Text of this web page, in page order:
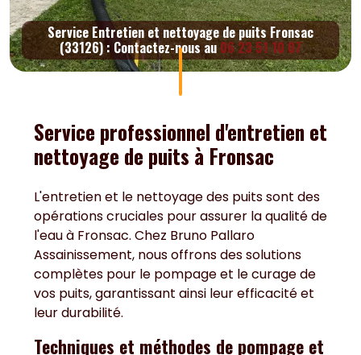
Service Entretien et nettoyage de puits Fronsac
(33126) : Contactez-nous au06 23 51 10 07
Service professionnel d'entretien et
nettoyage de puits à Fronsac
L'entretien et le nettoyage des puits sont des
opérations cruciales pour assurer la qualité de
l'eau à Fronsac. Chez Bruno Pallaro
Assainissement, nous offrons des solutions
complètes pour le pompage et le curage de
vos puits, garantissant ainsi leur efficacité et
leur durabilité.
Techniques et méthodes de pompage et